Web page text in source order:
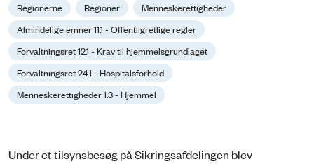
Regionerne Regioner
Menneskerettigheder
Almindelige emner 11.1 - Offentligretlige regler
Forvaltningsret 12.1 - Krav til hjemmelsgrundlaget
Forvaltningsret 24.1 - Hospitalsforhold
Menneskerettigheder 1.3 - Hjemmel
Under et tilsynsbesøg på Sikringsafdelingen blev